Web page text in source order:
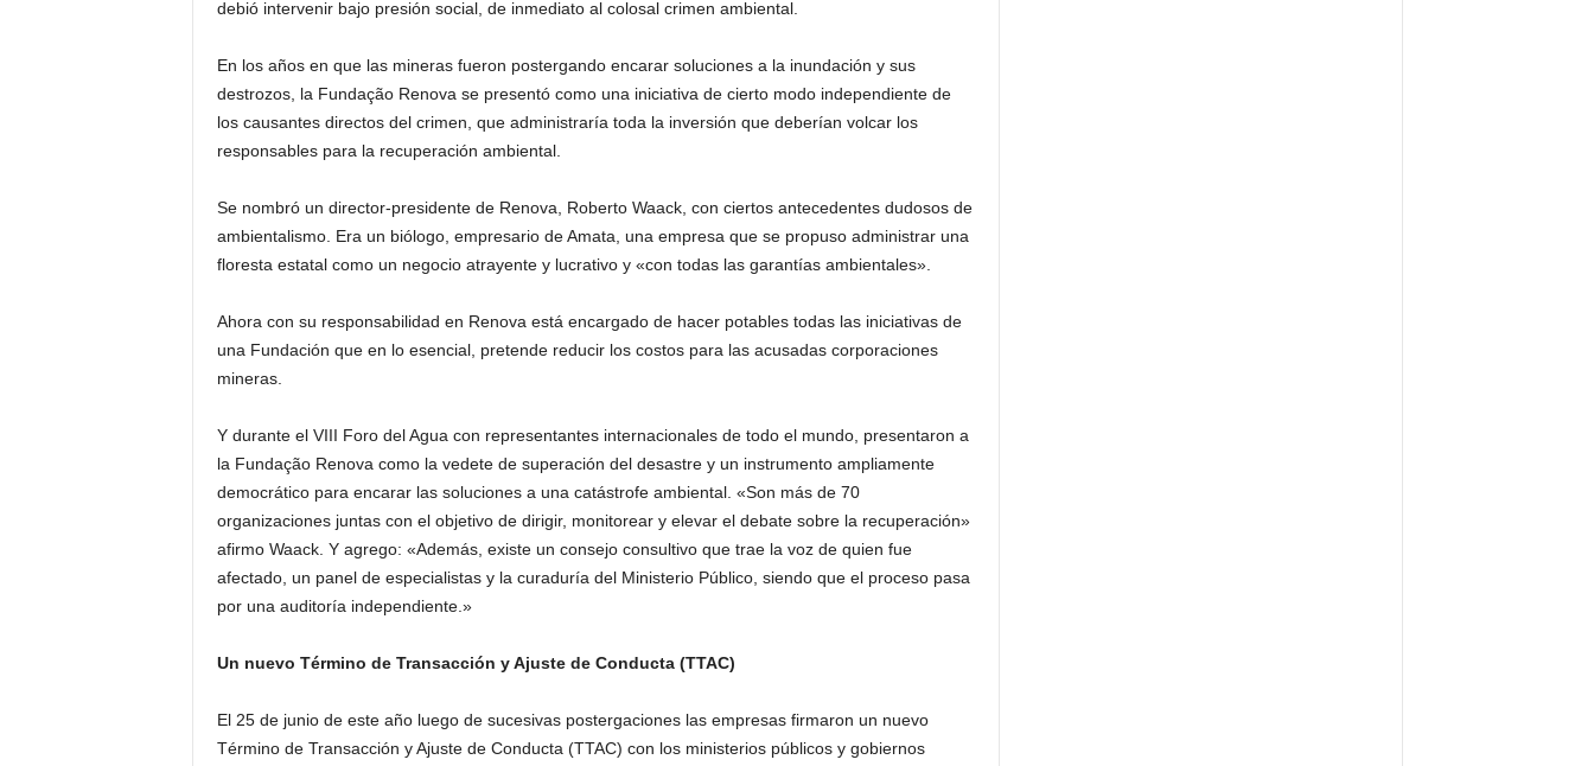
debió intervenir bajo presión social, de inmediato al colosal crimen ambiental.
En los años en que las mineras fueron postergando encarar soluciones a la inundación y sus
destrozos, la Fundação Renova se presentó como una iniciativa de cierto modo independiente de
los causantes directos del crimen, que administraría toda la inversión que deberían volcar los
responsables para la recuperación ambiental.
Se nombró un director-presidente de Renova, Roberto Waack, con ciertos antecedentes dudosos de
ambientalismo. Era un biólogo, empresario de Amata, una empresa que se propuso administrar una
floresta estatal como un negocio atrayente y lucrativo y «con todas las garantías ambientales».
Ahora con su responsabilidad en Renova está encargado de hacer potables todas las iniciativas de
una Fundación que en lo esencial, pretende reducir los costos para las acusadas corporaciones
mineras.
Y durante el VIII Foro del Agua con representantes internacionales de todo el mundo, presentaron a
la Fundação Renova como la vedete de superación del desastre y un instrumento ampliamente
democrático para encarar las soluciones a una catástrofe ambiental. «Son más de 70
organizaciones juntas con el objetivo de dirigir, monitorear y elevar el debate sobre la recuperación»
afirmo Waack. Y agrego: «Además, existe un consejo consultivo que trae la voz de quien fue
afectado, un panel de especialistas y la curaduría del Ministerio Público, siendo que el proceso pasa
por una auditoría independiente.»
Un nuevo Término de Transacción y Ajuste de Conducta (TTAC)
El 25 de junio de este año luego de sucesivas postergaciones las empresas firmaron un nuevo
Término de Transacción y Ajuste de Conducta (TTAC) con los ministerios públicos y gobiernos